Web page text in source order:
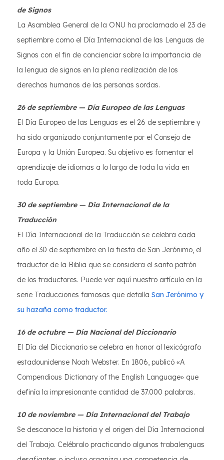
de Signos
La Asamblea General de la ONU ha proclamado el 23 de
septiembre como el Día Internacional de las Lenguas de
Signos con el fin de concienciar sobre la importancia de
la lengua de signos en la plena realización de los
derechos humanos de las personas sordas.
26 de septiembre — Día Europeo de las Lenguas
El Día Europeo de las Lenguas es el 26 de septiembre y
ha sido organizado conjuntamente por el Consejo de
Europa y la Unión Europea. Su objetivo es fomentar el
aprendizaje de idiomas a lo largo de toda la vida en
toda Europa.
30 de septiembre — Día Internacional de la
Traducción
El Día Internacional de la Traducción se celebra cada
año el 30 de septiembre en la fiesta de San Jerónimo, el
traductor de la Biblia que se considera el santo patrón
de los traductores. Puede ver aquí nuestro artículo en la
serie Traducciones famosas que detalla San Jerónimo y
su hazaña como traductor.
16 de octubre — Día Nacional del Diccionario
El Día del Diccionario se celebra en honor al lexicógrafo
estadounidense Noah Webster. En 1806, publicó «A
Compendious Dictionary of the English Language» que
definía la impresionante cantidad de 37.000 palabras.
10 de noviembre — Día Internacional del Trabajo
Se desconoce la historia y el origen del Día Internacional
del Trabajo. Celébralo practicando algunos trabalenguas